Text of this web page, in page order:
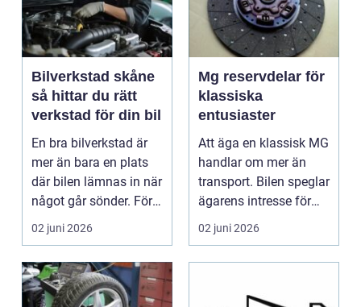
Bilverkstad skåne
så hittar du rätt
verkstad för din bil
En bra bilverkstad är
mer än bara en plats
där bilen lämnas in när
något går sönder. För
många biläg...
02 juni 2026
Mg reservdelar för
klassiska
entusiaster
Att äga en klassisk MG
handlar om mer än
transport. Bilen speglar
ägarens intresse för
teknik, histo...
02 juni 2026